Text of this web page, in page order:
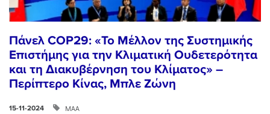
Πάνελ COP29: «Το Μέλλον της Συστημικής
Επιστήμης για την Κλιματική Ουδετερότητα
και τη Διακυβέρνηση του Κλίματος» –
Περίπτερο Κίνας, Μπλε Ζώνη
15-11-2024 ΜΑΑ